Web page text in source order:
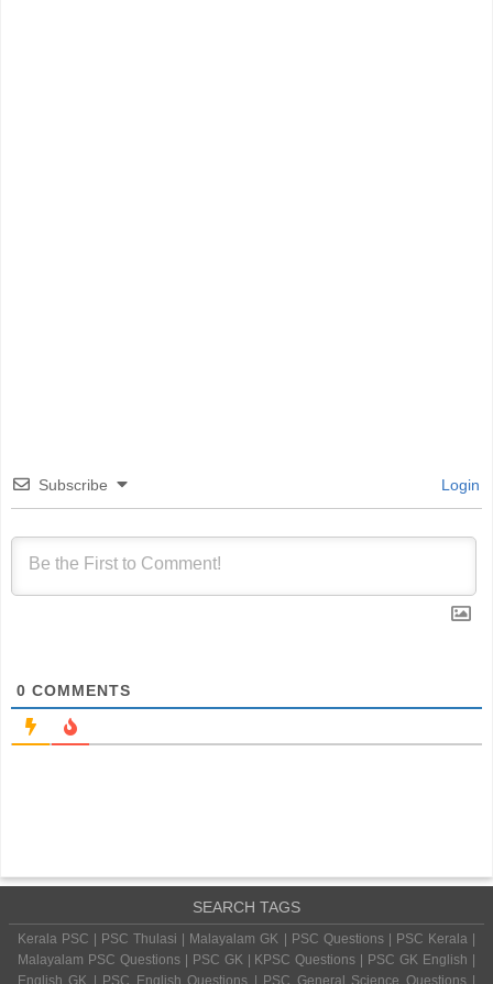
Subscribe Login
0 COMMENTS
SEARCH TAGS
Kerala PSC | PSC Thulasi | Malayalam GK | PSC Questions | PSC Kerala |
Malayalam PSC Questions | PSC GK | KPSC Questions | PSC GK English |
English GK | PSC English Questions | PSC General Science Questions |